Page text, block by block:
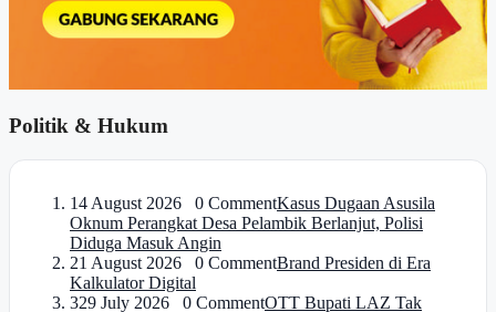
Politik & Hukum
14 August 2026 0 CommentKasus Dugaan Asusila
Oknum Perangkat Desa Pelambik Berlanjut, Polisi
Diduga Masuk Angin
21 August 2026 0 CommentBrand Presiden di Era
Kalkulator Digital
329 July 2026 0 CommentOTT Bupati LAZ Tak